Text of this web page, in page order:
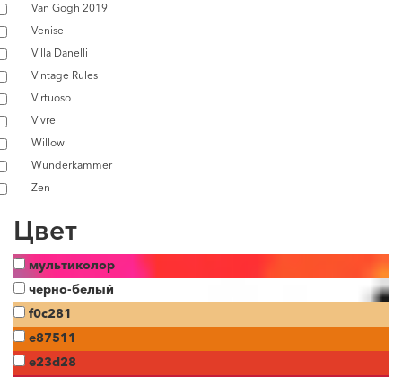
Van Gogh 2019
Venise
Villa Danelli
Vintage Rules
Virtuoso
Vivre
Willow
Wunderkammer
Zen
Цвет
мультиколор
черно-белый
f0c281
e87511
e23d28